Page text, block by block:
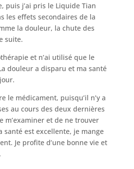
puis j’ai pris le Liquide Tian
les effets secondaires de la
la douleur, la chute des
suite.
et n’ai utilisé que le
douleur a disparu et ma santé
le médicament, puisqu’il n’y a
au cours des deux dernières
m’examiner et de ne trouver
santé est excellente, je mange
Je profite d’une bonne vie et